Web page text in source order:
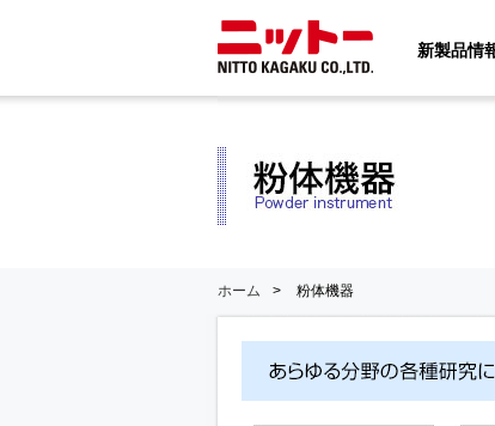
新製品情
ホーム > 粉体機器